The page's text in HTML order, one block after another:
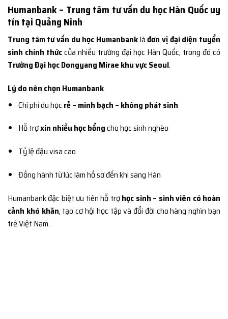
Humanbank – Trung tâm tư vấn du học Hàn Quốc uy
tín tại Quảng Ninh
Trung tâm tư vấn du học Humanbanklàđơn vị đại diện tuyển
sinh chính thứccủa nhiều trường đại học Hàn Quốc, trong đó có
Trường Đại học Dongyang Mirae khu vực Seoul.
Lý do nên chọn Humanbank
Chi phí du học rẻ – minh bạch – không phát sinh
Hỗ trợxin nhiều học bổngcho học sinh nghèo
Tỷ lệ đậu visa cao
Đồng hành từ lúc làm hồ sơ đến khi sang Hàn
Humanbank đặc biệt ưu tiên hỗ trợhọc sinh – sinh viên có hoàn
cảnh khó khăn, tạo cơ hội học tập và đổi đời cho hàng nghìn bạn
trẻ Việt Nam.